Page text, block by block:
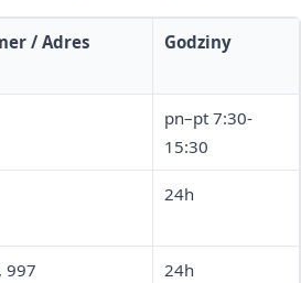
/ Adres Godziny
pn–pt 7:30-
15:30
24h
997 24h